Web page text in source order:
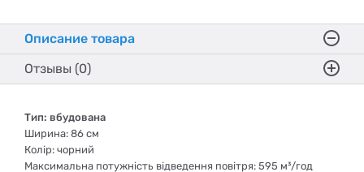
Описание товара
Отзывы (0)
Тип: вбудована
Ширина: 86 см
Колір: чорний
Максимальна потужність відведення повітря: 595 м³/год